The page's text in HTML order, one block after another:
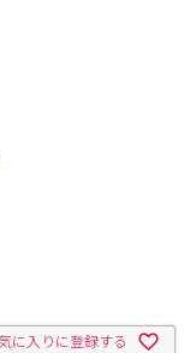
に入りに登録する